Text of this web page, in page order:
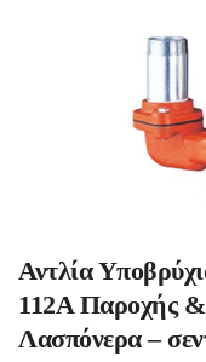
Αντλία
112A Παροχής &
Λασπόνερα –